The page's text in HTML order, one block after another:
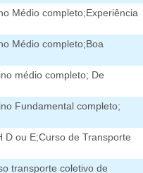
Médio completo;Experiência
Médio completo;Boa
médio completo; De
Fundamental completo;
D ou E;Curso de Transporte
transporte coletivo de